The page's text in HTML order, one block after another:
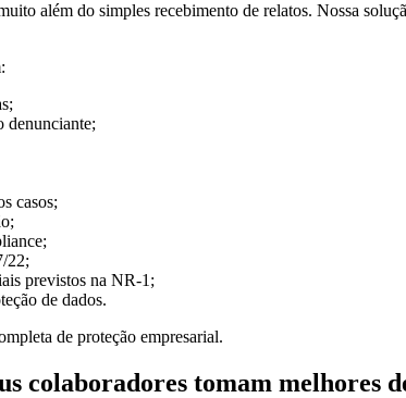
além do simples recebimento de relatos. Nossa
denunciante;
casos;
22;
previstos na NR-1;
de dados.
de proteção empresarial.
colaboradores tomam melhores